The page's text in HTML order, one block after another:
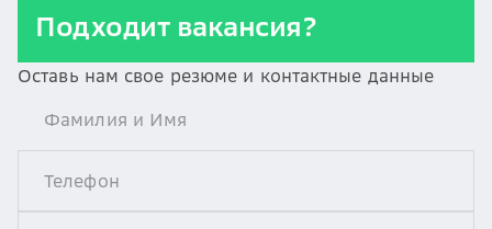
Подходит вакансия?
Оставь нам свое резюме и контактные данные